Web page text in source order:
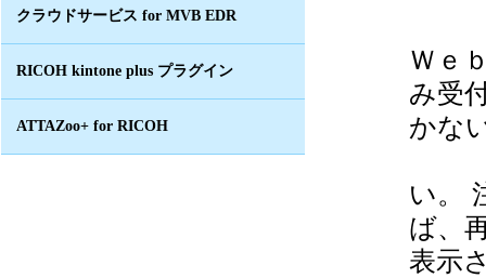
クラウドサービス for MVB EDR
RICOH kintone plus プラグイン
ATTAZoo+ for RICOH
Ｗｅ
み受
かな
い。
ば、
表示